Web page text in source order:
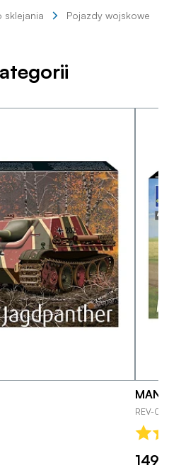
sklejania Pojazdy wojskowe
MAN
REV-